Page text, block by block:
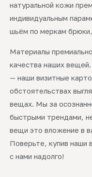
натуральной кожи
индивидуальным
шьём по меркам
Материалы
качества наших
— наши визитные
обстоятельствах
вещах. Мы за
быстрыми трендами,
вещи это вложение в
Поверьте, купив
с нами надолго!